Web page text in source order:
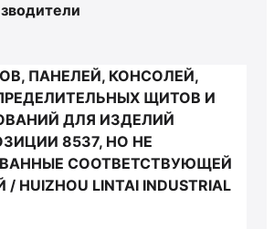
ПАНЕЛЕЙ, КОНСОЛЕЙ,
ЩИТОВ И
ДЛЯ ИЗДЕЛИЙ
8537, НО НЕ
СООТВЕТСТВУЮЩЕЙ
LINTAI INDUSTRIAL